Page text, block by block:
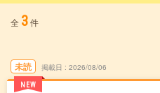
全 3件
未読
NEW
掲載日 2026/08/06